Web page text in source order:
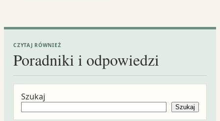
CZYTAJ RÓWNIEŻ
Poradniki i odpowiedzi
Szukaj
Szukaj